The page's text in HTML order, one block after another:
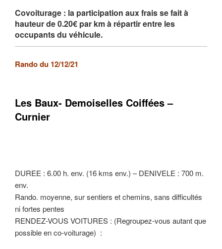
Covoiturage : la participation aux frais se fait à
hauteur de 0.20€ par km à répartir entre les
occupants du véhicule.
Rando du 12/12/21
Les Baux- Demoiselles Coiffées –
Curnier
DUREE : 6.00 h. env. (16 kms env.) – DENIVELE : 700 m.
env.
Rando. moyenne, sur sentiers et chemins, sans difficultés
ni fortes pentes
RENDEZ-VOUS VOITURES : (Regroupez-vous autant que
possible en co-voiturage) :